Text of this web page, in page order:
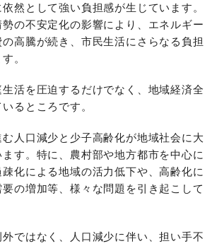
然として強い負担感が生じています。
の不安定化の影響により、エネルギー
高騰が続き、市民生活にさらなる負担
。
活を圧迫するだけでなく、地域経済全
るところです。
人口減少と少子高齢化が地域社会に大
す。特に、農村部や地方都市を中心に
化による地域の活力低下や、高齢化に
の増加等、様々な問題を引き起こして
ではなく、人口減少に伴い、担い手不